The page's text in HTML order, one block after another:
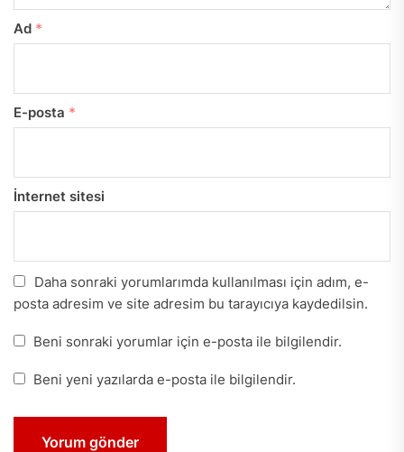
Ad *
E-posta *
İnternet sitesi
Daha sonraki yorumlarımda kullanılması için adım, e-
posta adresim ve site adresim bu tarayıcıya kaydedilsin.
Beni sonraki yorumlar için e-posta ile bilgilendir.
Beni yeni yazılarda e-posta ile bilgilendir.